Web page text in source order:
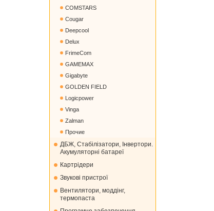
COMSTARS
Cougar
Deepcool
Delux
FrimeCom
GAMEMAX
Gigabyte
GOLDEN FIELD
Logicpower
Vinga
Zalman
Прочие
ДБЖ, Стабілізатори, Інвертори.
Акумуляторні батареї
Картрідери
Звукові пристрої
Вентилятори, моддінг,
термопаста